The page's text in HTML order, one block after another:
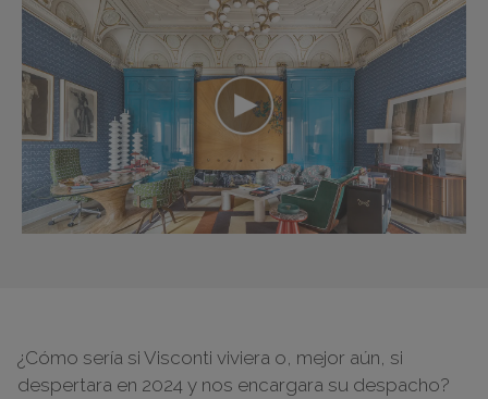
¿Cómo sería si Visconti viviera o, mejor aún, si
despertara en 2024 y nos encargara su despacho?